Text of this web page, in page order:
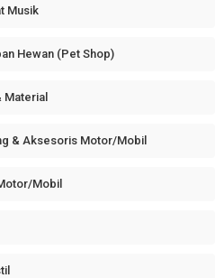
Musik
Hewan (Pet Shop)
Material
& Aksesoris Motor/Mobil
Mobil